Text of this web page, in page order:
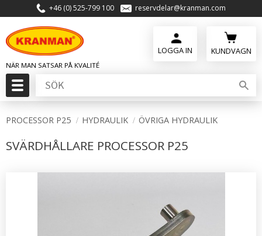
Meny
+46 (0) 525-799 100 reservdelar@kranman.com
KUNDVAGN
PROCESSOR P25 HYDRAULIK ÖVRIGA HYDRAULIK
SVÄRDHÅLLARE PROCESSOR P25